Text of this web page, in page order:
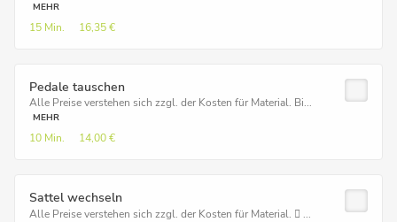
MEHR
15 Min. 16,35 €
Pedale tauschen
Alle Preise verstehen sich zzgl. der Kosten für Material. Bi...
MEHR
10 Min. 14,00 €
Sattel wechseln
Alle Preise verstehen sich zzgl. der Kosten für Material.  ...